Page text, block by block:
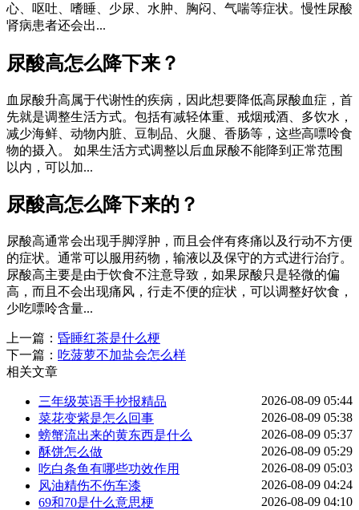
心、呕吐、嗜睡、少尿、水肿、胸闷、气喘等症状。慢性尿酸
肾病患者还会出...
尿酸高怎么降下来？
血尿酸升高属于代谢性的疾病，因此想要降低高尿酸血症，首
先就是调整生活方式。包括有减轻体重、戒烟戒酒、多饮水，
减少海鲜、动物内脏、豆制品、火腿、香肠等，这些高嘌呤食
物的摄入。 如果生活方式调整以后血尿酸不能降到正常范围
以内，可以加...
尿酸高怎么降下来的？
尿酸高通常会出现手脚浮肿，而且会伴有疼痛以及行动不方便
的症状。通常可以服用药物，输液以及保守的方式进行治疗。
尿酸高主要是由于饮食不注意导致，如果尿酸只是轻微的偏
高，而且不会出现痛风，行走不便的症状，可以调整好饮食，
少吃嘌呤含量...
上一篇： 昏睡红茶是什么梗
下一篇： 吃菠萝不加盐会怎么样
相关文章
三年级英语手抄报精品
2026-08-09 05:44
菜花变紫是怎么回事
2026-08-09 05:38
螃蟹流出来的黄东西是什么
2026-08-09 05:37
酥饼怎么做
2026-08-09 05:29
吃白条鱼有哪些功效作用
2026-08-09 05:03
风油精伤不伤车漆
2026-08-09 04:24
69和70是什么意思梗
2026-08-09 04:10